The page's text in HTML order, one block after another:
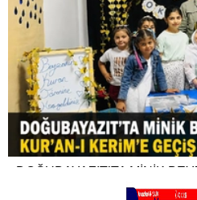
DOĞUBAYAZIT’TA MİNİK
KERİM’E GEÇİŞ TÖRENİ